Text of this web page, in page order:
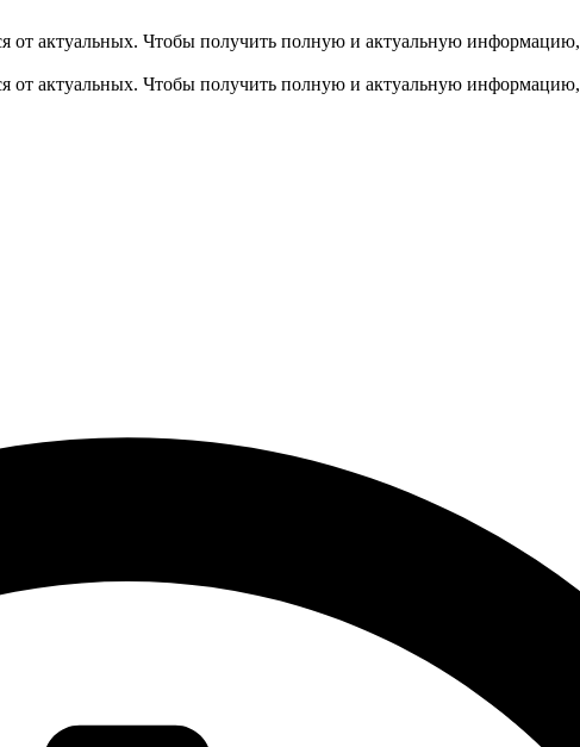
от актуальных. Чтобы получить полную и актуальную
от актуальных. Чтобы получить полную и актуальную